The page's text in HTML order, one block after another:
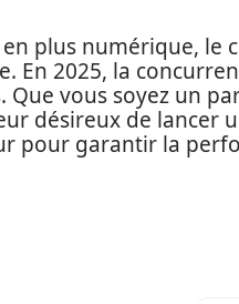
plus numérique, le
En 2025, la
vous soyez un
désireux de lancer
pour garantir la